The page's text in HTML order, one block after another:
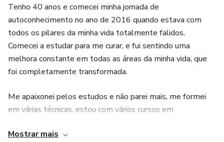
Tenho 40 anos e comecei minha jornada de
autoconhecimento no ano de 2016 quando estava com
todos os pilares da minha vida totalmente falidos.
Comecei a estudar para me curar, e fui sentindo uma
melhora constante em todas as áreas da minha vida, que
foi completamente transformada.
Me apaixonei pelos estudos e não parei mais, me formei
em várias técnicas, estou com vários cursos em
que estarei nesse processo de autoconhecimento por
Mostrar mais